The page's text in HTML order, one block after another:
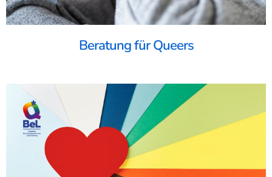
Beratung für Queers